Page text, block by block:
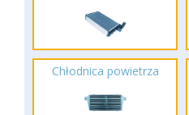
Chłodnica powietrza